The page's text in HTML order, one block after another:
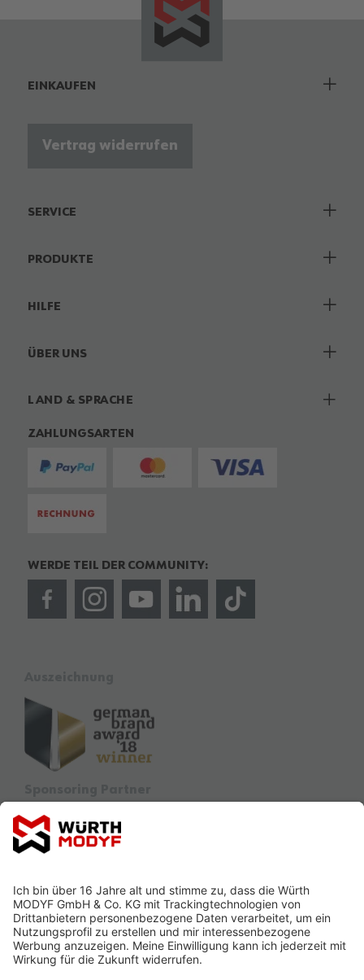
EINKAUFEN
Vertrag widerrufen
SERVICE
PRODUKTE
HILFE
ÜBER UNS
LAND & SPRACHE
ZAHLUNGSARTEN
WERDE TEIL DER COMMUNITY:
Ausbildung